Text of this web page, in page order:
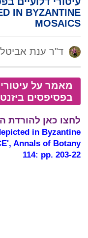
IN BYZANTINE
MOSAICS
ד"ר ענת אביטל
מאמר על
בפסיפסים
לחצו כאן להורדת
in Byzantine
Annals of Botany
114: pp. 203-22